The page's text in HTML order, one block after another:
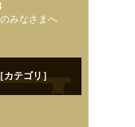
みなさまへ
テゴリ］